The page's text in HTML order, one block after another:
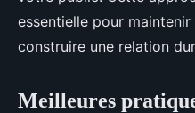
essentielle pour
construire une relation
Meilleures